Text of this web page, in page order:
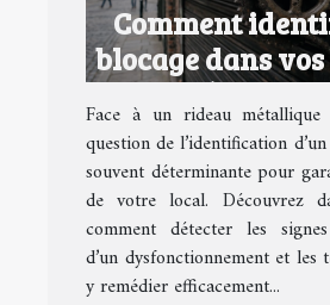
Comment
blocage dans
Face à un rideau
question de l’identification
souvent déterminante pour
de votre local. Découvrez
comment détecter les
d’un dysfonctionnement et les
y remédier efficacement...